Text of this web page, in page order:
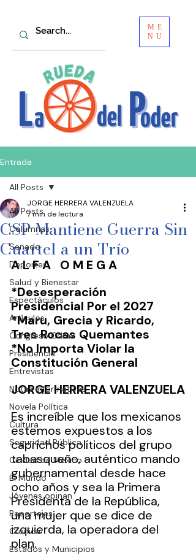
ME
NU
Entrada
All Posts
Columnas
Senado
Deportes
Salud y Bienestar
Espectáculos
Artículos
Congreso Cdmx
Presidencia
Entrevistas
Notas Informativas
Novela Política
Cultura
Seguridad Pública
Ciudad de México
El Mundo
Jóvenes opinan
Reportajes
Crónica
Estados y Municipios
All Posts
CSP Mantiene Guerra Sin
Cuartel a un Trío
JORGE HERRERA VALENZUELA
7 min de lectura
A L F A   O M E G A
*Desesperación
Presidencial Por el 2027
*Maru, Grecia y Ricardo,
Tres Rocas Quemantes
*No Importa Violar la
Constitución General
JORGE HERRERA VALENZUELA
Es increíble que los mexicanos
estemos expuestos a los
caprichos políticos del grupo
tabasqueño, auténtico mando
gubernamental desde hace
ocho años y sea la Primera
Presidenta de la República,
una mujer que se dice de
izquierda, la operadora del
plan.